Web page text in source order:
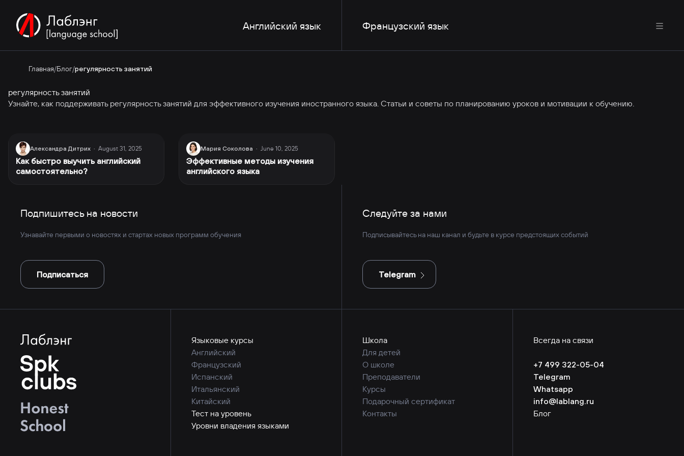
Английский язык Французский язык
Главная/Блог/регулярность занятий
регулярность занятий
Узнайте, как поддерживать регулярность занятий для эффективного изучения иностранного языка. Статьи и советы по планированию уроков и мотивации к обучению.
Александра Дитрих · August 31, 2025
Как быстро выучить английский
самостоятельно?
Мария Соколова · June 10, 2025
Эффективные методы изучения
английского языка
Подпишитесь на новости
Узнавайте первыми о новостях и стартах новых программ обучения
Подписаться
Следуйте за нами
Подписывайтесь на наш канал и будьте в курсе предстоящих событий
Telegram
Языковые курсы
Английский
Французский
Испанский
Итальянский
Китайский
Тест на уровень
Уровни владения языками
Школа
Для детей
О школе
Преподаватели
Курсы
Подарочный сертификат
Контакты
Всегда на связи
+7 499 322-05-04
Telegram
Whatsapp
info@lablang.ru
Блог